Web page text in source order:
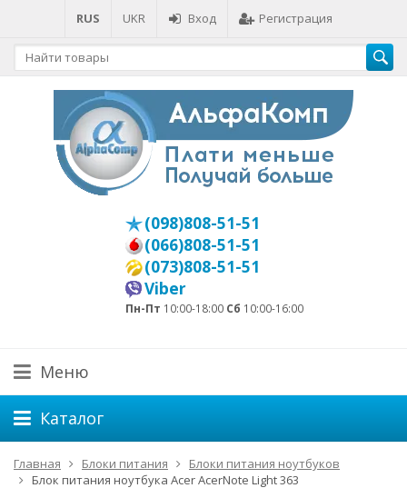
RUS UKR Вход Регистрация
(098)808-51-51
(066)808-51-51
(073)808-51-51
Viber
Пн-Пт 10:00-18:00 Сб 10:00-16:00
Меню
Каталог
Главная Блоки питания
Блоки питания ноутбуков
Блок питания ноутбука Acer AcerNote Light 363